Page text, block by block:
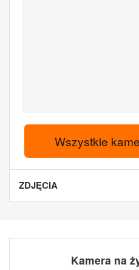
Wszystkie
ZDJĘCIA
Kamera na